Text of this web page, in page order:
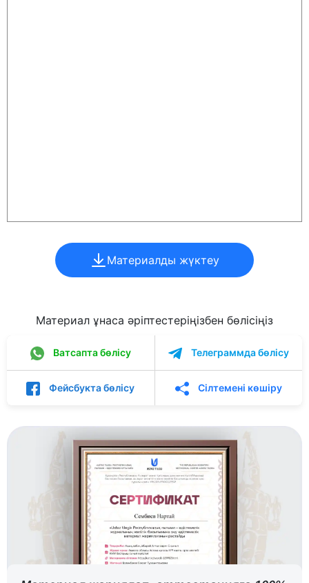
Материалды жүктеу
Материал ұнаса әріптестеріңізбен бөлісіңіз
Ватсапта бөлісу Телеграммда бөлісу
Фейсбукта бөлісу Сілтемені көшіру